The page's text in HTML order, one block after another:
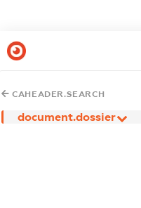
CAHEADER.SEARCH
document.dossier